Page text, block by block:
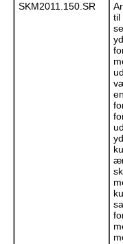
SKM2011.150.SR
til